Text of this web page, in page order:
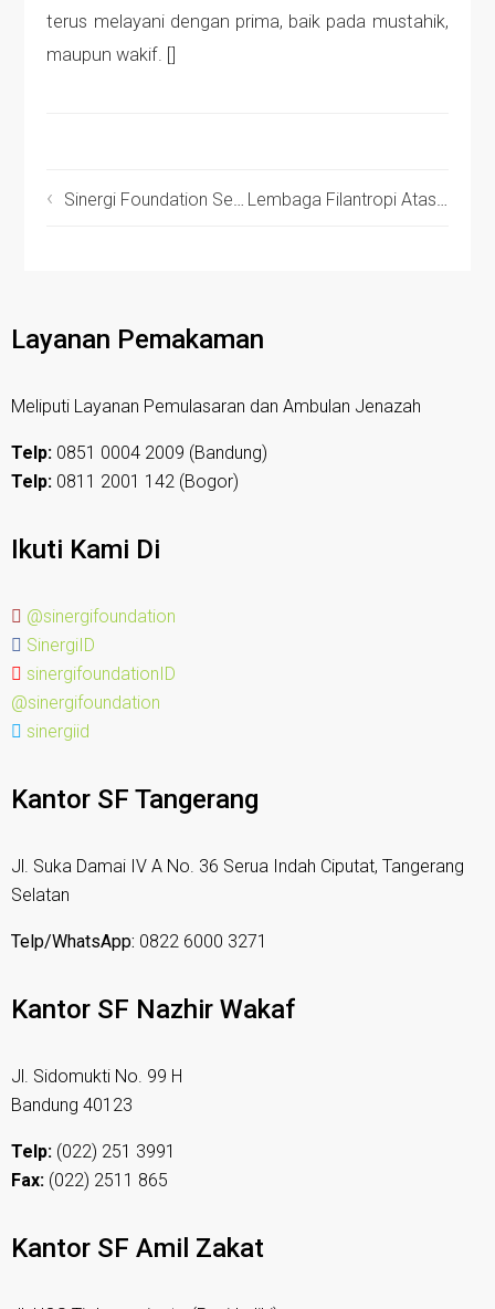
terus melayani dengan prima, baik pada mustahik,
maupun wakif. []
Sinergi Foundation Segera Launching Aplikasi Payment Berbasis Android Lembaga Filantropi Atasi Kesenjangan Bertahap
Layanan Pemakaman
Meliputi Layanan Pemulasaran dan Ambulan Jenazah
Telp: 0851 0004 2009 (Bandung)
Telp: 0811 2001 142 (Bogor)
Ikuti Kami Di
@sinergifoundation
SinergiID
sinergifoundationID
@sinergifoundation
sinergiid
Kantor SF Tangerang
Jl. Suka Damai IV A No. 36 Serua Indah Ciputat, Tangerang
Selatan
Telp/WhatsApp: 0822 6000 3271
Kantor SF Nazhir Wakaf
Jl. Sidomukti No. 99 H
Bandung 40123
Telp: (022) 251 3991
Fax: (022) 2511 865
Kantor SF Amil Zakat